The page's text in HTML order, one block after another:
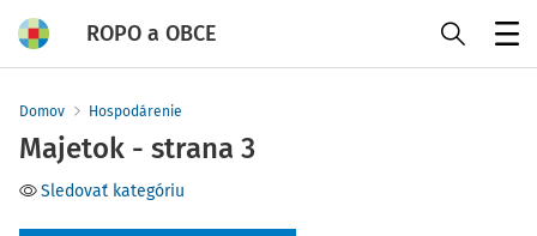
ROPO a OBCE
Domov Hospodárenie
Majetok - strana 3
Sledovať kategóriu